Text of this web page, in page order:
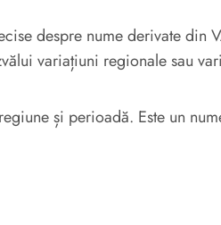
despre nume derivate din
variațiuni regionale sau
și perioadă. Este un